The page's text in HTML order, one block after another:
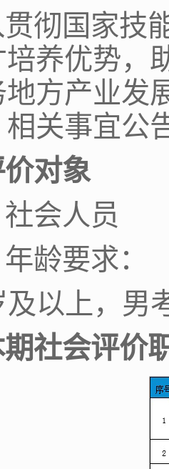
彻国家技
养优势，
地方产业发
关事宜公
对象
社会人员
年龄要求：
及以上，男
社会评价